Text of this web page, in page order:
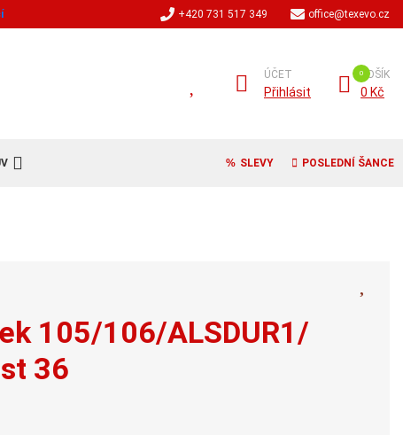
+420 731 517 349 office@texevo.cz
ÚČET
Přihlásit
KOŠÍK
0 Kč
SLEVY POSLEDNÍ ŠANCE
105/106/ALSDUR1/
36